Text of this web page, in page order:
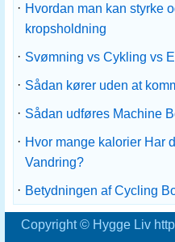
· Hvordan man kan styrke
kropsholdning
· Svømning vs Cykling vs
· Sådan kører uden at
· Sådan udføres Machine
· Hvor mange kalorier Har
Vandring?
· Betydningen af ​​Cycling
Copyright © Hygge Liv